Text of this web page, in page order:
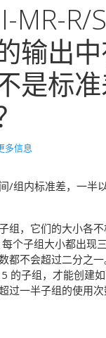
MR-R/S
输出
是标
多信息
/组内标准差，一半
组，它们的大小各
个子组大小都出现
都不会超过二分之
的子组，才能创建
过一半子组的使用次